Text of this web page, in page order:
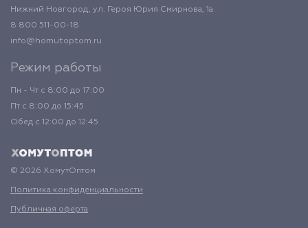
Нижний Новгород, ул. Героя Юрия Смирнова, 1а
8 800 511-00-18
info@homutoptom.ru
Режим работы
Пн - Чт с 8:00 до 17:00
Пт с 8:00 до 15:45
Обед с 12:00 до 12:45
© 2026 ХомутОптом
Политика конфиденциальности
Публичная оферта